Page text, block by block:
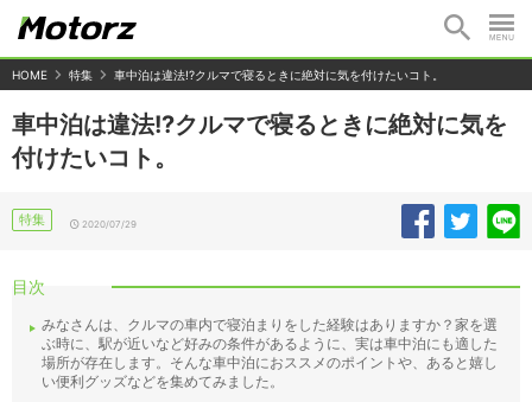
HOME 特集 車中泊は違法!?クルマで寝るときに絶対に気を付けたいコト。
車中泊は違法!?クルマで寝るときに絶対に気を
付けたいコト。
特集 2020/07/29
目次
みなさんは、クルマの車内で寝泊まりをした経験はありますか？家を選
ぶ時に、駅が近いなど好みの条件があるように、実は車中泊にも適した
場所が存在します。そんな車中泊におススメのポイントや、あると嬉し
い便利グッズなどを集めてみました。